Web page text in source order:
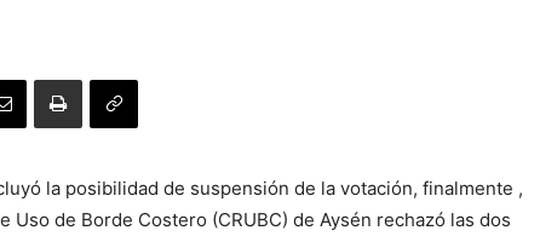
la posibilidad de suspensión de la votación, finalmente ,
Uso de Borde Costero (CRUBC) de Aysén rechazó las dos